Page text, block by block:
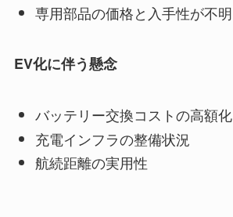
専用部品の価格と入手性が不明
EV化に伴う懸念
バッテリー交換コストの高額化
充電インフラの整備状況
航続距離の実用性